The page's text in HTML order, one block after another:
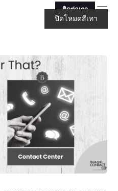
ติดต่อเรา
ปิดโหมดสีเทา